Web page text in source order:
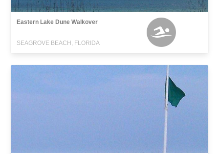
Eastern Lake Dune Walkover
SEAGROVE BEACH, FLORIDA